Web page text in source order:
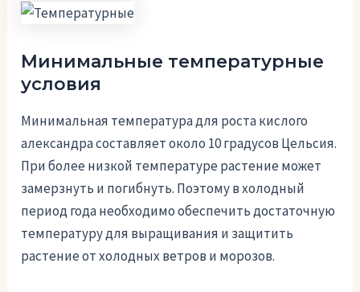
Минимальные температурные
условия
Минимальная температура для роста кислого
александра составляет около 10 градусов Цельсия.
При более низкой температуре растение может
замерзнуть и погибнуть. Поэтому в холодный
период года необходимо обеспечить достаточную
температуру для выращивания и защитить
растение от холодных ветров и морозов.